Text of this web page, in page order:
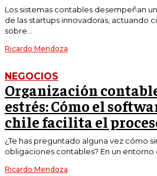
Los sistemas contables desempeñan
de las startups innovadoras, actuando
sobre...
Ricardo Mendoza
NEGOCIOS
Organización
estrés: Cómo el
chile facilita el
¿Te has preguntado alguna vez cómo
obligaciones contables? En un entorno
Ricardo Mendoza